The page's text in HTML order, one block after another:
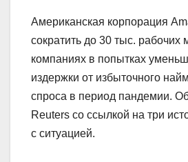
Американская корпорация
сократить до 30 тыс. рабочих
компаниях в попытках
издержки от избыточного
спроса в период пандемии.
Reuters со ссылкой на три
с ситуацией.